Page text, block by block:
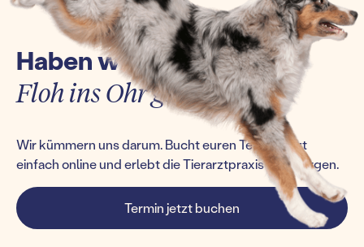
Haben wir euch einen
Floh ins Ohr gesetzt?
Wir kümmern uns darum. Bucht euren Termin jetzt
einfach online und erlebt die Tierarztpraxis von morgen.
Termin jetzt buchen